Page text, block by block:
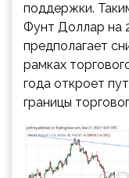
поддержки.
Фунт Доллар на
предполагает
рамках
года откроет
границы